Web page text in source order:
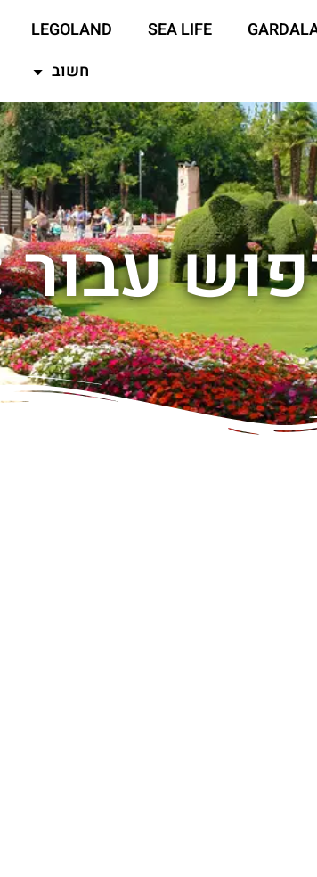
SEA LIFE
LEGOLAND
חשוב
עבור